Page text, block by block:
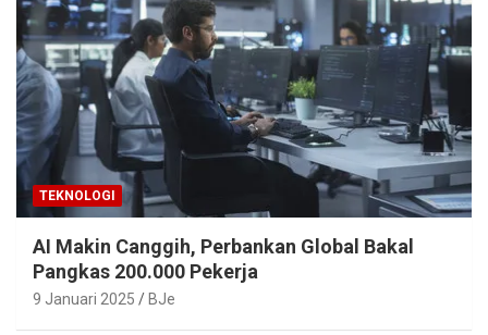
TEKNOLOGI
AI Makin Canggih, Perbankan Global Bakal
Pangkas 200.000 Pekerja
9 Januari 2025 BJe